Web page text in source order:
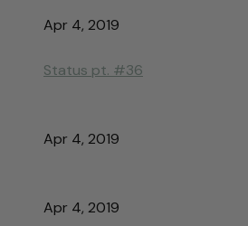
Apr 4, 2019
Status pt. #36
Apr 4, 2019
Apr 4, 2019